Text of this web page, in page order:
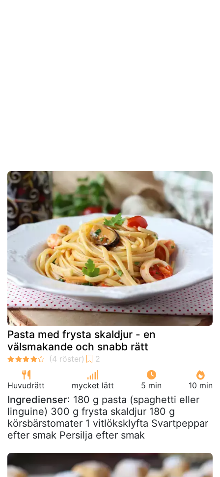
Pasta med frysta skaldjur - en
välsmakande och snabb rätt
Huvudrätt mycket lätt 5 min 10 min
Ingredienser: 180 g pasta (spaghetti eller
linguine) 300 g frysta skaldjur 180 g
körsbärstomater 1 vitlöksklyfta Svartpeppar
efter smak Persilja efter smak